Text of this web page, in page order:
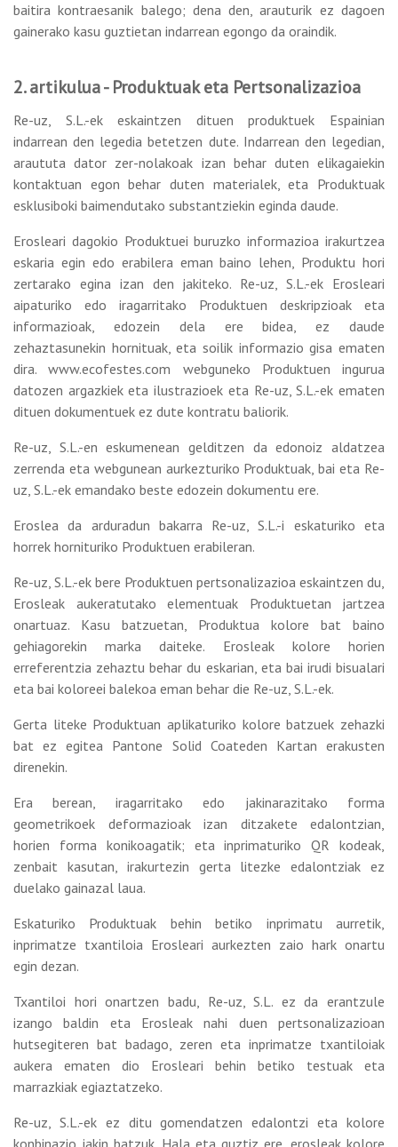
baitira kontraesanik balego; dena den, arauturik ez dagoen
gainerako kasu guztietan indarrean egongo da oraindik.
2. artikulua - Produktuak eta Pertsonalizazioa
Re-uz, S.L.-ek eskaintzen dituen produktuek Espainian
indarrean den legedia betetzen dute. Indarrean den legedian,
araututa dator zer-nolakoak izan behar duten elikagaiekin
kontaktuan egon behar duten materialek, eta Produktuak
esklusiboki baimendutako substantziekin eginda daude.
Erosleari dagokio Produktuei buruzko informazioa irakurtzea
eskaria egin edo erabilera eman baino lehen, Produktu hori
zertarako egina izan den jakiteko. Re-uz, S.L.-ek Erosleari
aipaturiko edo iragarritako Produktuen deskripzioak eta
informazioak, edozein dela ere bidea, ez daude
zehaztasunekin hornituak, eta soilik informazio gisa ematen
dira. www.ecofestes.com webguneko Produktuen ingurua
datozen argazkiek eta ilustrazioek eta Re-uz, S.L.-ek ematen
dituen dokumentuek ez dute kontratu baliorik.
Re-uz, S.L.-en eskumenean gelditzen da edonoiz aldatzea
zerrenda eta webgunean aurkezturiko Produktuak, bai eta Re-
uz, S.L.-ek emandako beste edozein dokumentu ere.
Eroslea da arduradun bakarra Re-uz, S.L.-i eskaturiko eta
horrek hornituriko Produktuen erabileran.
Re-uz, S.L.-ek bere Produktuen pertsonalizazioa eskaintzen du,
Erosleak aukeratutako elementuak Produktuetan jartzea
onartuaz. Kasu batzuetan, Produktua kolore bat baino
gehiagorekin marka daiteke. Erosleak kolore horien
erreferentzia zehaztu behar du eskarian, eta bai irudi bisualari
eta bai koloreei balekoa eman behar die Re-uz, S.L.-ek.
Gerta liteke Produktuan aplikaturiko kolore batzuek zehazki
bat ez egitea Pantone Solid Coateden Kartan erakusten
direnekin.
Era berean, iragarritako edo jakinarazitako forma
geometrikoek deformazioak izan ditzakete edalontzian,
horien forma konikoagatik; eta inprimaturiko QR kodeak,
zenbait kasutan, irakurtezin gerta litezke edalontziak ez
duelako gainazal laua.
Eskaturiko Produktuak behin betiko inprimatu aurretik,
inprimatze txantiloia Erosleari aurkezten zaio hark onartu
egin dezan.
Txantiloi hori onartzen badu, Re-uz, S.L. ez da erantzule
izango baldin eta Erosleak nahi duen pertsonalizazioan
hutsegiteren bat badago, zeren eta inprimatze txantiloiak
aukera ematen dio Erosleari behin betiko testuak eta
marrazkiak egiaztatzeko.
Re-uz, S.L.-ek ez ditu gomendatzen edalontzi eta kolore
konbinazio jakin batzuk. Hala eta guztiz ere, erosleak kolore